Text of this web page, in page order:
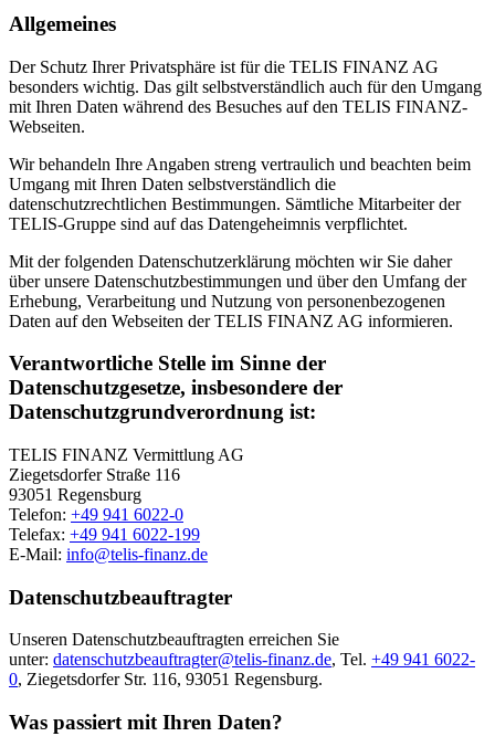
Allgemeines
Der Schutz Ihrer Privatsphäre ist für die TELIS FINANZ AG
besonders wichtig. Das gilt selbstverständlich auch für den Umgang
mit Ihren Daten während des Besuches auf den TELIS FINANZ-
Webseiten.
Wir behandeln Ihre Angaben streng vertraulich und beachten beim
Umgang mit Ihren Daten selbstverständlich die
datenschutzrechtlichen Bestimmungen. Sämtliche Mitarbeiter der
TELIS-Gruppe sind auf das Datengeheimnis verpflichtet.
Mit der folgenden Datenschutzerklärung möchten wir Sie daher
über unsere Datenschutzbestimmungen und über den Umfang der
Erhebung, Verarbeitung und Nutzung von personenbezogenen
Daten auf den Webseiten der TELIS FINANZ AG informieren.
Verantwortliche Stelle im Sinne der
Datenschutzgesetze, insbesondere der
Datenschutzgrundverordnung ist:
TELIS FINANZ Vermittlung AG
Ziegetsdorfer Straße 116
93051 Regensburg
Telefon: +49 941 6022-0
Telefax: +49 941 6022-199
E-Mail: info@telis-finanz.de
Datenschutzbeauftragter
Unseren Datenschutzbeauftragten erreichen Sie
unter: datenschutzbeauftragter@telis-finanz.de, Tel. +49 941 6022-
0, Ziegetsdorfer Str. 116, 93051 Regensburg.
Was passiert mit Ihren Daten?